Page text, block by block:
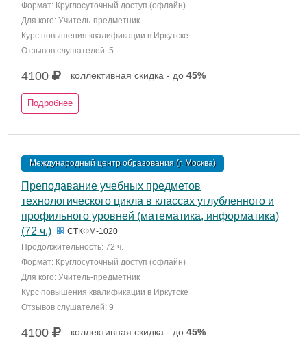
Формат: Круглосуточный доступ (офлайн)
Для кого: Учитель-предметник
Курс повышения квалификации в Иркутске
Отзывов слушателей: 5
4100 коллективная скидка - до 45%
Подробнее
Международный центр образования (г. Москва)
Преподавание учебных предметов
технологического цикла в классах углубленного и
профильного уровней (математика, информатика)
(72 ч.)
СТКФМ-1020
Продолжительность: 72 ч.
Формат: Круглосуточный доступ (офлайн)
Для кого: Учитель-предметник
Курс повышения квалификации в Иркутске
Отзывов слушателей: 9
4100 коллективная скидка - до 45%